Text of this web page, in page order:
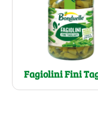
Fagiolini Fini